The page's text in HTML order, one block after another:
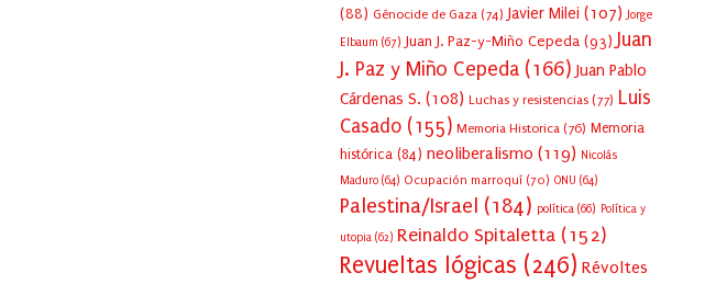
(88) Génocide de Gaza (74) Javier Milei (107) Jorge
Elbaum (67) Juan J. Paz-y-Miño Cepeda (93) Juan
J. Paz y Miño Cepeda (166) Juan Pablo
Cárdenas S. (108) Luchas y resistencias (77) Luis
Casado (155) Memoria Historica (76) Memoria
histórica (84) neoliberalismo (119) Nicolás
Maduro (64) Ocupación marroquí (70) ONU (64)
Palestina/Israel (184) política (66) Política y
utopia (62) Reinaldo Spitaletta (152)
Revueltas lógicas (246) Révoltes